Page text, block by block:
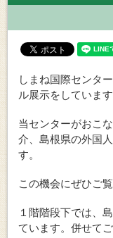
しまね国際センタ
ル展示をしています
当センターがおこ
介、島根県の外国
す。
この機会にぜひご覧
１階階段下では、
ています。併せてご